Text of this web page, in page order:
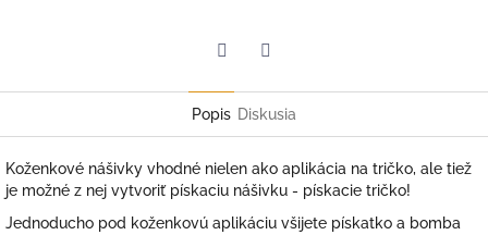
Popis Diskusia
Koženkové nášivky vhodné nielen ako aplikácia na tričko, ale tiež
je možné z nej vytvoriť pískaciu nášivku - pískacie tričko!
Jednoducho pod koženkovú aplikáciu všijete pískatko a bomba